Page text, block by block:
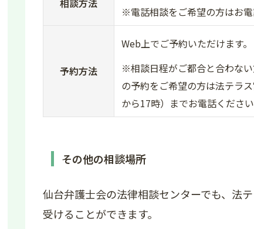
相談方法
※電話相談をご希望の方はお電
予約方法
Web上でご予約いただけます。
※相談日程がご都合と合わな
の予約をご希望の方は法テラ
から17時）までお電話ください
その他の相談場所
仙台弁護士会の法律相談センターでも、法
受けることができます。